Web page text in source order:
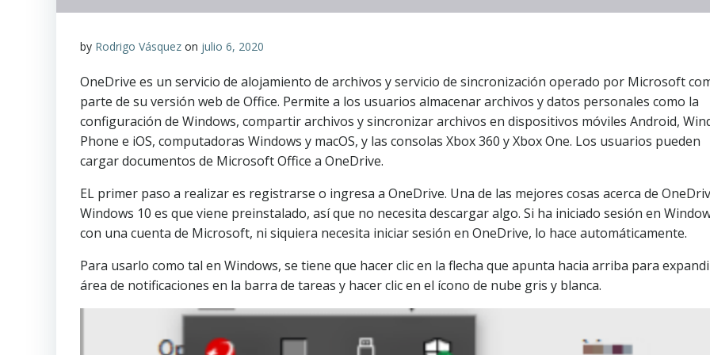
by Rodrigo Vásquez on julio 6, 2020
OneDrive es un servicio de alojamiento de archivos y servicio de sincronización operado por Microsoft
parte de su versión web de Office. Permite a los usuarios almacenar archivos y datos personales como la
configuración de Windows, compartir archivos y sincronizar archivos en dispositivos móviles Android,
Phone e iOS, computadoras Windows y macOS, y las consolas Xbox 360 y Xbox One. Los usuarios pueden
cargar documentos de Microsoft Office a OneDrive.
EL primer paso a realizar es registrarse o ingresa a OneDrive. Una de las mejores cosas acerca de
Windows 10 es que viene preinstalado, así que no necesita descargar algo. Si ha iniciado sesión en
con una cuenta de Microsoft, ni siquiera necesita iniciar sesión en OneDrive, lo hace automáticamente.
Para usarlo como tal en Windows, se tiene que hacer clic en la flecha que apunta hacia arriba para
área de notificaciones en la barra de tareas y hacer clic en el ícono de nube gris y blanca.